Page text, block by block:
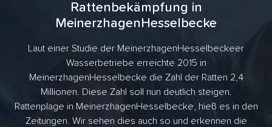
Rattenbekämpfung in
MeinerzhagenHesselbecke
Laut einer Studie der MeinerzhagenHesselbeckeer
Wasserbetriebe erreichte 2015 in
MeinerzhagenHesselbecke die Zahl der Ratten 2,4
Millionen. Diese Zahl soll nun deutlich steigen.
Rattenplage in MeinerzhagenHesselbecke, hieß es in den
Zeitungen. Wir sehen dies auch so und erkennen die